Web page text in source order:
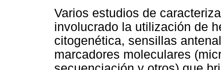
Varios estudios de
involucrado la utilización de
citogenética, sensillas
marcadores moleculares